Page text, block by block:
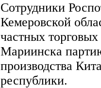
Сотрудники
Кемеровской
частных
Мариинска
производства
республики.